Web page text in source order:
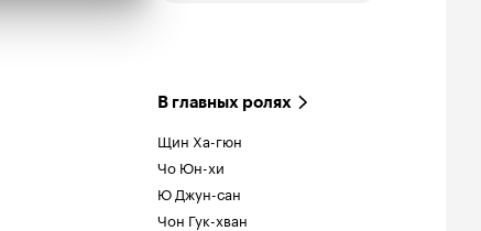
В главных ролях
Щин Ха-гюн
Чо Юн-хи
Ю Джун-сан
Чон Гук-хван